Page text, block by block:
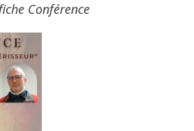
Conférence